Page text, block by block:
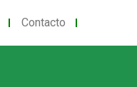
Contacto